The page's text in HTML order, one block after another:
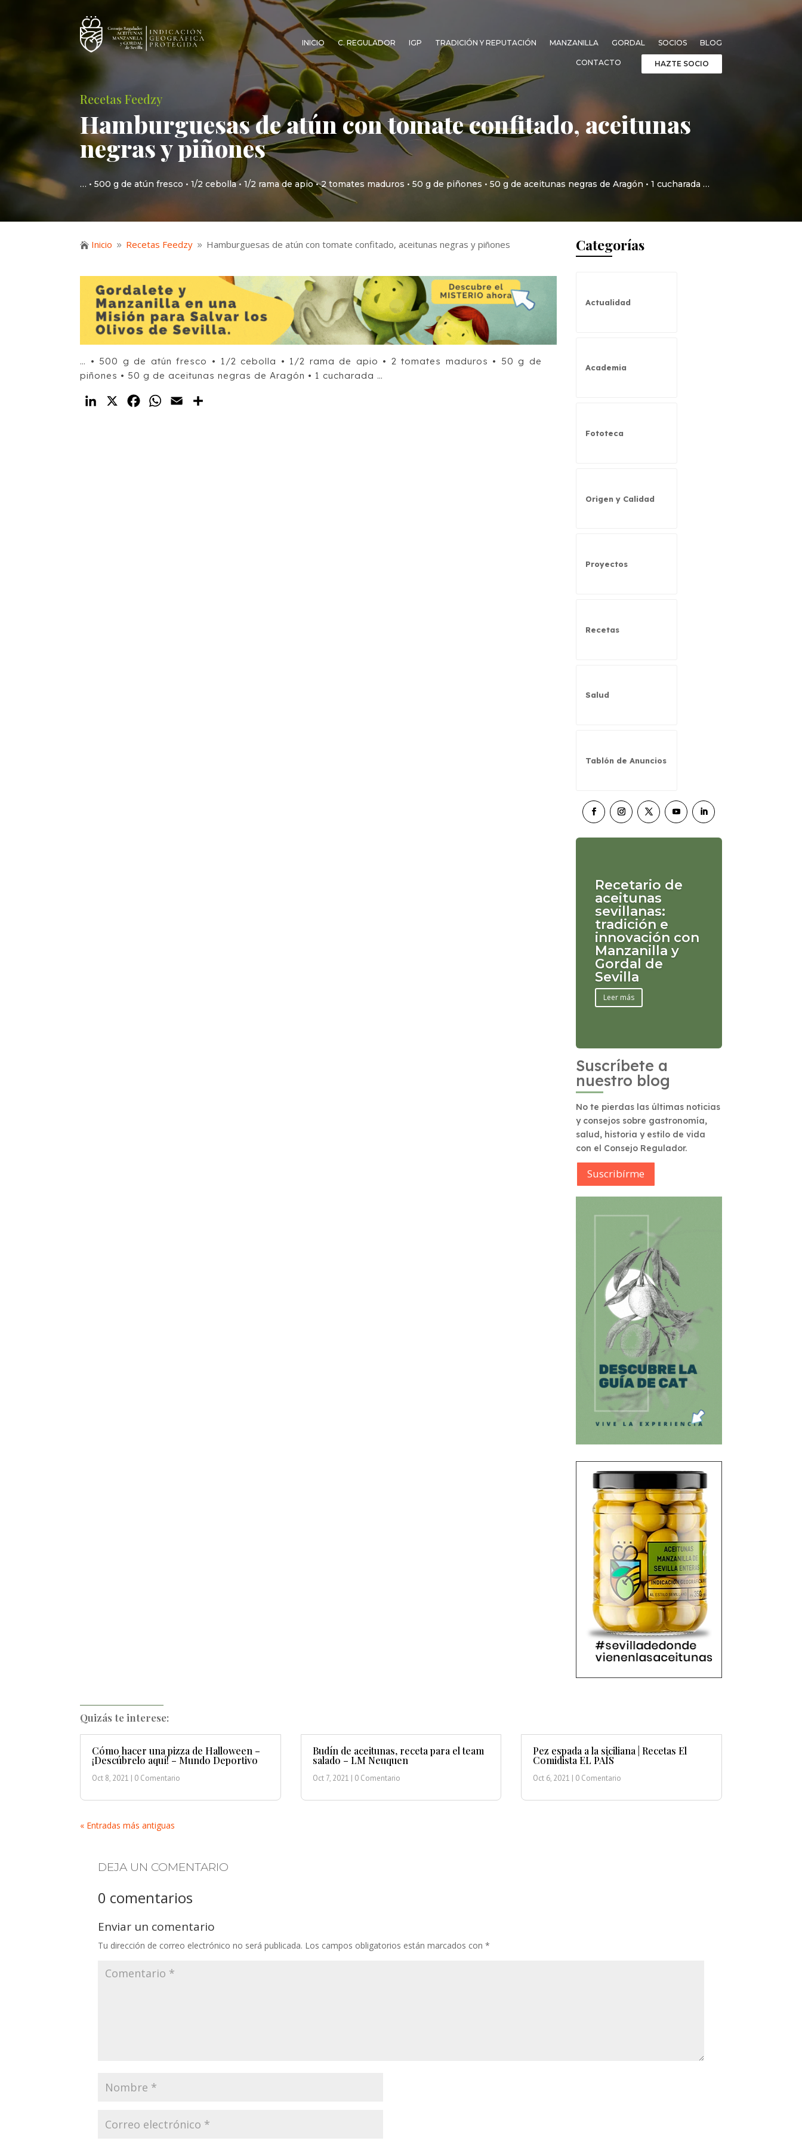
INICIO C. REGULADOR IGP TRADICIÓN Y REPUTACIÓN MANZANILLA GORDAL SOCIOS BLOG
CONTACTO HAZTE SOCIO
Recetas Feedzy
Hamburguesas de atún con tomate confitado, aceitunas
negras y piñones
… • 500 g de atún fresco • 1/2 cebolla • 1/2 rama de apio • 2 tomates maduros • 50 g de piñones • 50 g de aceitunas negras de Aragón • 1 cucharada …
 Inicio 9 Recetas Feedzy 9 Hamburguesas de atún con tomate confitado, aceitunas negras y piñones
… • 500 g de atún fresco • 1/2 cebolla • 1/2 rama de apio • 2 tomates maduros • 50 g de
piñones • 50 g de aceitunas negras de Aragón • 1 cucharada …
LinkedIn
X FacebookWhatsApp
Email
Categorías
Actualidad
Academia
Fototeca
Origen y Calidad
Proyectos
Recetas
Salud
Tablón de Anuncios
Recetario de
aceitunas
sevillanas:
tradición e
innovación con
Manzanilla y
Gordal de
Sevilla
Leer más
Suscríbete a
nuestro blog
No te pierdas las últimas noticias
y consejos sobre gastronomía,
salud, historia y estilo de vida
con el Consejo Regulador.
Suscribírme
Quizás te interese:
Cómo hacer una pizza de Halloween –
¡Descúbrelo aquí! – Mundo Deportivo
Oct 8, 2021 | 0 Comentario
Budín de aceitunas, receta para el team
salado – LM Neuquen
Oct 7, 2021 | 0 Comentario
Pez espada a la siciliana | Recetas El
Comidista EL PAÍS
Oct 6, 2021 | 0 Comentario
« Entradas más antiguas
DEJA UN COMENTARIO
0 comentarios
Enviar un comentario
Tu dirección de correo electrónico no será publicada. Los campos obligatorios están marcados con*